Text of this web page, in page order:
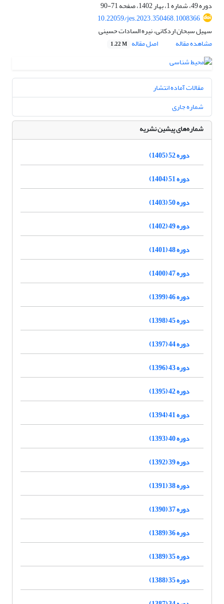
دوره 49، شماره 1، بهار 1402، صفحه
71-90
10.22059/jes.2023.350468.1008366
سهیل سبحان اردکانی، نیره السادات حسینی
مشاهده مقاله
اصل مقاله 1.22 M
مقالات آماده انتشار
شماره جاری
شماره‌های پیشین نشریه
دوره 52 (1405)
دوره 51 (1404)
دوره 50 (1403)
دوره 49 (1402)
دوره 48 (1401)
دوره 47 (1400)
دوره 46 (1399)
دوره 45 (1398)
دوره 44 (1397)
دوره 43 (1396)
دوره 42 (1395)
دوره 41 (1394)
دوره 40 (1393)
دوره 39 (1392)
دوره 38 (1391)
دوره 37 (1390)
دوره 36 (1389)
دوره 35 (1389)
دوره 35 (1388)